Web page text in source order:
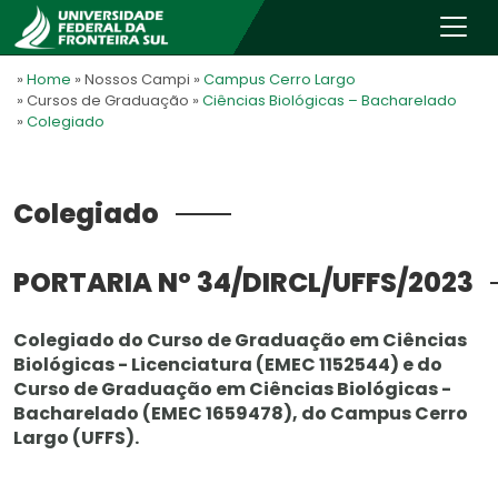
» Home » Nossos Campi » Campus Cerro Largo
» Cursos de Graduação » Ciências Biológicas – Bacharelado
» Colegiado
Colegiado
PORTARIA Nº 34/DIRCL/UFFS/2023
Colegiado do Curso de Graduação em Ciências
Biológicas - Licenciatura (EMEC 1152544) e do
Curso de Graduação em Ciências Biológicas -
Bacharelado (EMEC 1659478), do Campus Cerro
Largo (UFFS).